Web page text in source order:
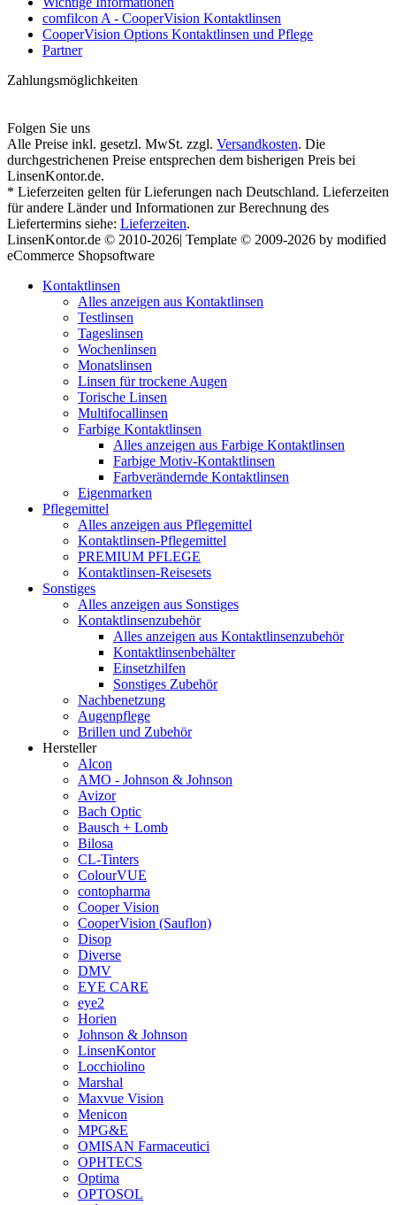
comfilcon A - CooperVision Kontaktlinsen
CooperVision Options Kontaktlinsen und Pflege
Partner
Zahlungsmöglichkeiten
Folgen Sie uns
Alle Preise inkl. gesetzl. MwSt. zzgl. Versandkosten. Die
durchgestrichenen Preise entsprechen dem bisherigen Preis bei
LinsenKontor.de.
* Lieferzeiten gelten für Lieferungen nach Deutschland. Lieferzeiten
für andere Länder und Informationen zur Berechnung des
Liefertermins siehe: Lieferzeiten.
LinsenKontor.de © 2010-2026| Template © 2009-2026 by modified
eCommerce Shopsoftware
Kontaktlinsen
Alles anzeigen aus Kontaktlinsen
Testlinsen
Tageslinsen
Wochenlinsen
Monatslinsen
Linsen für trockene Augen
Torische Linsen
Multifocallinsen
Farbige Kontaktlinsen
Alles anzeigen aus Farbige Kontaktlinsen
Farbige Motiv-Kontaktlinsen
Farbverändernde Kontaktlinsen
Eigenmarken
Pflegemittel
Alles anzeigen aus Pflegemittel
Kontaktlinsen-Pflegemittel
PREMIUM PFLEGE
Kontaktlinsen-Reisesets
Sonstiges
Alles anzeigen aus Sonstiges
Kontaktlinsenzubehör
Alles anzeigen aus Kontaktlinsenzubehör
Kontaktlinsenbehälter
Einsetzhilfen
Sonstiges Zubehör
Nachbenetzung
Augenpflege
Brillen und Zubehör
Hersteller
Alcon
AMO - Johnson & Johnson
Avizor
Bach Optic
Bausch + Lomb
Bilosa
CL-Tinters
ColourVUE
contopharma
Cooper Vision
CooperVision (Sauflon)
Disop
Diverse
DMV
EYE CARE
eye2
Horien
Johnson & Johnson
LinsenKontor
Locchiolino
Marshal
Maxvue Vision
Menicon
MPG&E
OMISAN Farmaceutici
OPHTECS
Optima
OPTOSOL